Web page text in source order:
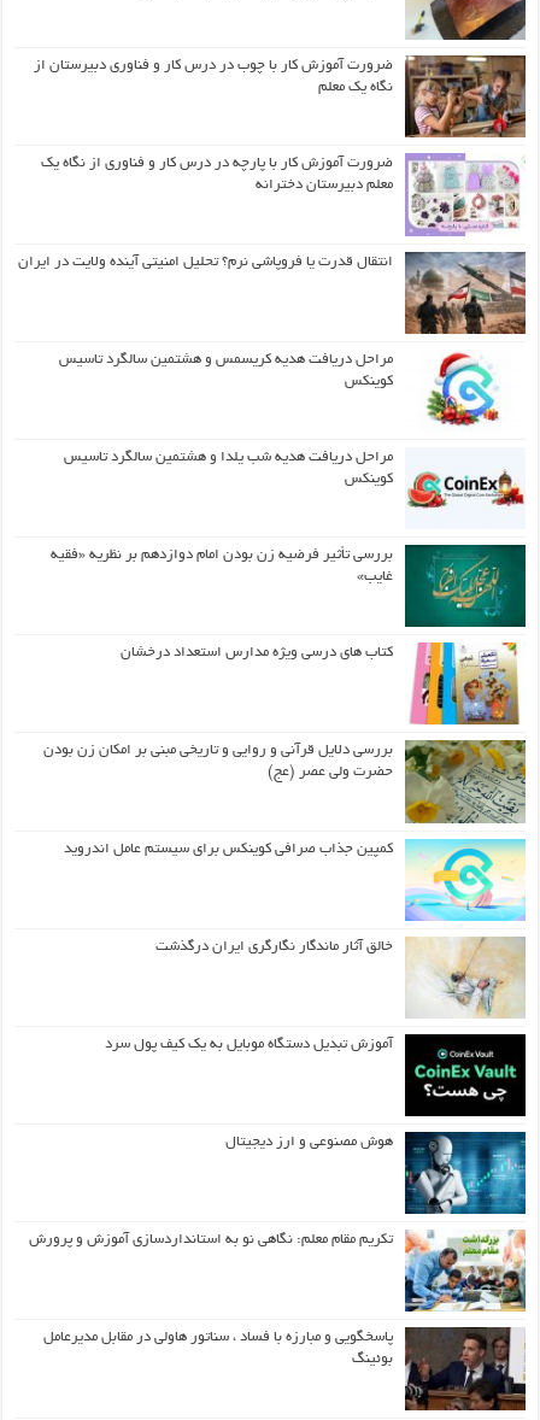
ضرورت آموزش کار با چوب در درس کار و فناوری دبیرستان از
نگاه یک معلم
ضرورت آموزش کار با پارچه در درس کار و فناوری از نگاه یک
معلم دبیرستان دخترانه
انتقال قدرت یا فروپاشی نرم؟ تحلیل امنیتی آینده ولایت در ایران
مراحل دریافت هدیه کریسمس و هشتمین سالگرد تاسیس
کوینکس
مراحل دریافت هدیه شب یلدا و هشتمین سالگرد تاسیس
کوینکس
بررسی تأثیر فرضیه زن بودن امام دوازدهم بر نظریه «فقیه
غایب»
کتاب های درسی ویژه مدارس استعداد درخشان
بررسی دلایل قرآنی و روایی و تاریخی مبنی بر امکان زن بودن
حضرت ولی عصر (عج)
کمپین جذاب صرافی کوینکس برای سیستم عامل اندروید
خالق آثار ماندگار نگارگری ایران درگذشت
آموزش تبدیل دستگاه موبایل به یک کیف‌ پول سرد
هوش مصنوعی و ارز دیجیتال
تکریم مقام معلم: نگاهی نو به استانداردسازی آموزش و پرورش
پاسخگویی و مبارزه با فساد ، سناتور هاولی در مقابل مدیرعامل
بوئینگ